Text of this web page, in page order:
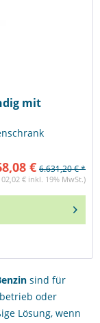
mit
€ 6.631,20 € *
€ inkl. 19% MwSt.)
sind für
oder
Lösung, wenn